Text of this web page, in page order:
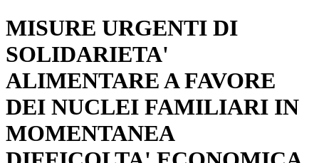
MISURE URGENTI DI
SOLIDARIETA'
ALIMENTARE A FAVORE
DEI NUCLEI FAMILIARI IN
MOMENTANEA